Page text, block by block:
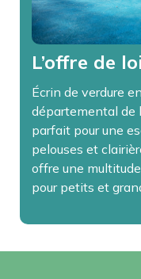
L’offre de
Écrin de verdure
départemental de
parfait pour une
pelouses et
offre une
pour petits et